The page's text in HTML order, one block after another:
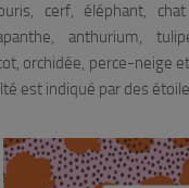
cerf, éléphant,
anthurium,
orchidée, perce-neige
est indiqué par des